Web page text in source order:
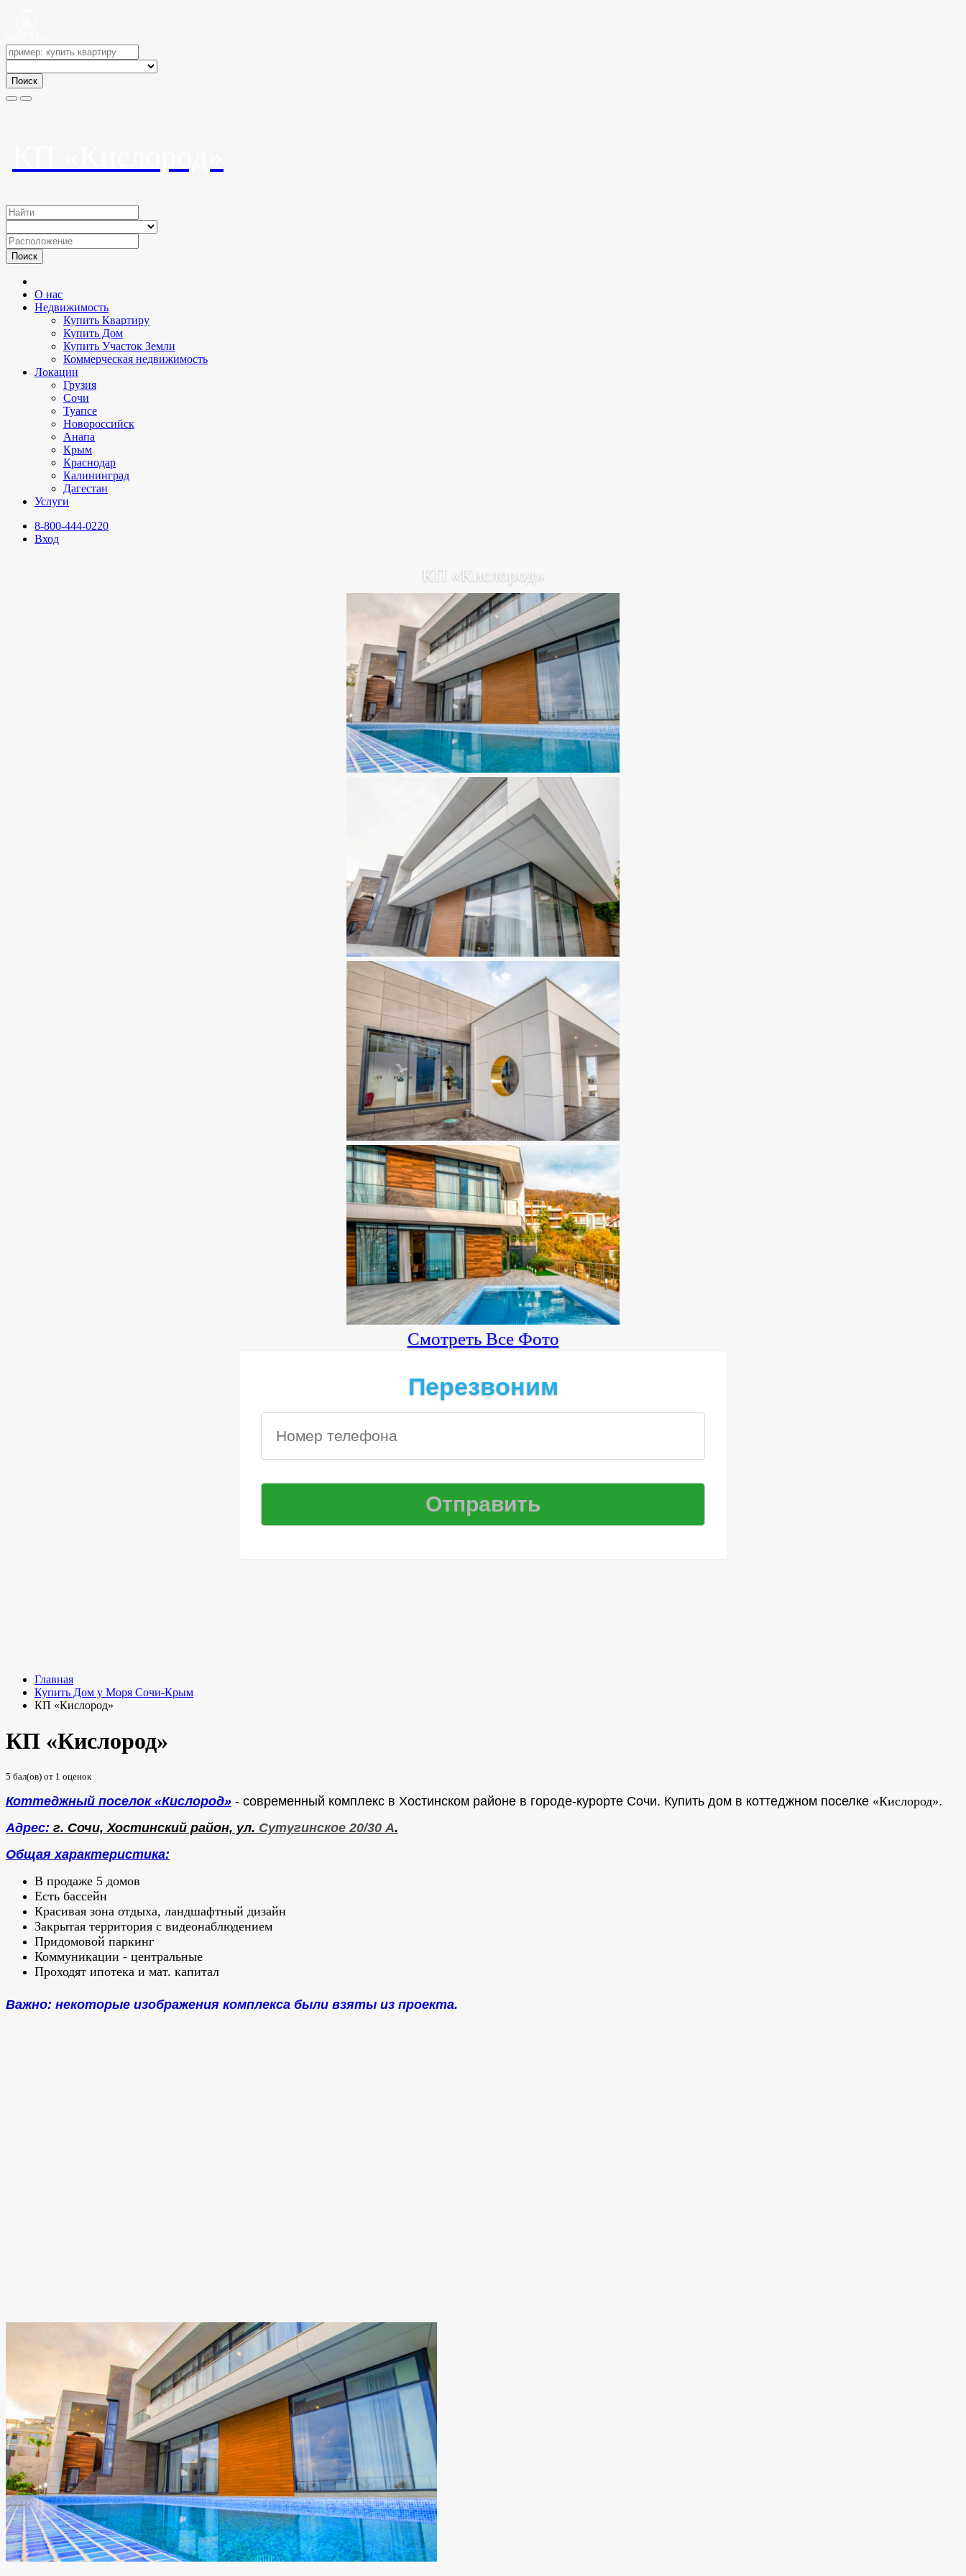
Поиск
Поиск
О нас
Недвижимость
Купить Квартиру
Купить Дом
Купить Участок Земли
Коммерческая недвижимость
Локации
Грузия
Сочи
Туапсе
Новороссийск
Анапа
Крым
Краснодар
Калининград
Дагестан
Услуги
8-800-444-0220
Вход
КП «Кислород»
Смотреть Все Фото
Перезвоним
Главная
Купить Дом у Моря Сочи-Крым
КП «Кислород»
КП «Кислород»
5 бал(ов) от 1 оценок
Коттеджный поселок «Кислород» - современный комплекс в Хостинском районе в городе-курорте Сочи. Купить дом в коттеджном поселке «Кислород».
Адрес: г. Сочи, Хостинский район, ул. Сутугинское 20/30 А.
Общая характеристика:
В продаже 5 домов
Есть бассейн
Красивая зона отдыха, ландшафтный дизайн
Закрытая территория с видеонаблюдением
Придомовой паркинг
Коммуникации - центральные
Проходят ипотека и мат. капитал
Важно: некоторые изображения комплекса были взяты из проекта.